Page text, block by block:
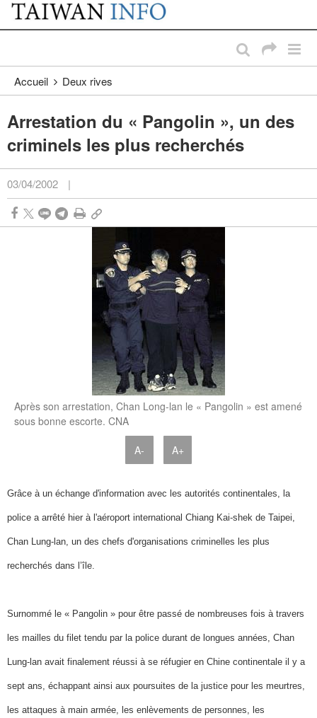
Passer au contenu principal
:::
Accueil Deux rives
Arrestation du « Pangolin », un des
criminels les plus recherchés
03/04/2002 |
Après son arrestation, Chan Long-lan le « Pangolin » est amené
sous bonne escorte. CNA
A- A+
Grâce à un échange d'information avec les autorités continentales, la
police a arrêté hier à l'aéroport international Chiang Kai-shek de Taipei,
Chan Lung-lan, un des chefs d'organisations criminelles les plus
recherchés dans l’île.
Surnommé le « Pangolin » pour être passé de nombreuses fois à travers
les mailles du filet tendu par la police durant de longues années, Chan
Lung-lan avait finalement réussi à se réfugier en Chine continentale il y a
sept ans, échappant ainsi aux poursuites de la justice pour les meurtres,
les attaques à main armée, les enlèvements de personnes, les